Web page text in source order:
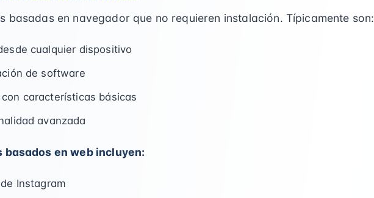
basadas en navegador que no requieren instalación. Típicamente son:
cualquier dispositivo
de software
características básicas
avanzada
basados en web incluyen:
Instagram